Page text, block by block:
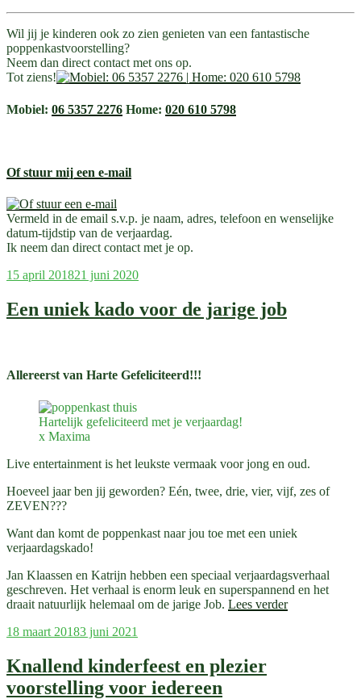
Wil jij je kinderen ook zo zien genieten van een fantastische
poppenkastvoorstelling?
Neem dan direct contact met ons op.
Tot ziens!
Mobiel: 06 5357 2276 Home: 020 610 5798
Of stuur mij een e-mail
Vermeld in de email s.v.p. je naam, adres, telefoon en wenselijke
datum-tijdstip van de verjaardag.
Ik neem dan direct contact met je op.
Geplaatst
15 april 201821 juni 2020
Een uniek kado voor de jarige job
Allereerst van Harte Gefeliciteerd!!!
Hartelijk gefeliciteerd met je verjaardag!
x Maxima
Live entertainment is het leukste vermaak voor jong en oud.
Hoeveel jaar ben jij geworden? Eén, twee, drie, vier, vijf, zes of
ZEVEN???
Want dan komt de poppenkast naar jou toe met een uniek
verjaardagskado!
Jan Klaassen en Katrijn hebben een speciaal verjaardagsverhaal
geschreven. Het verhaal is enorm leuk en superspannend en het
draait natuurlijk helemaal om de jarige Job. Lees verder“Een
Geplaatst
18 maart 20183 juni 2021
Knallend kinderfeest en plezier
voorstelling voor iedereen